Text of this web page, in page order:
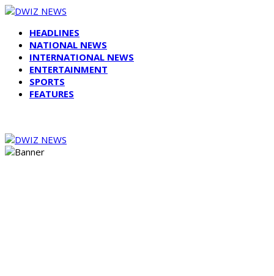
HEADLINES
NATIONAL NEWS
INTERNATIONAL NEWS
ENTERTAINMENT
SPORTS
FEATURES